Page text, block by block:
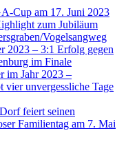
Cup am 17. Juni 2023
zum Jubiläum
Vogelsangweg
2023 – 3:1 Erfolg gegen
im Finale
im Jahr 2023 –
vier unvergessliche Tage
feiert seinen
Familientag am 7. Mai